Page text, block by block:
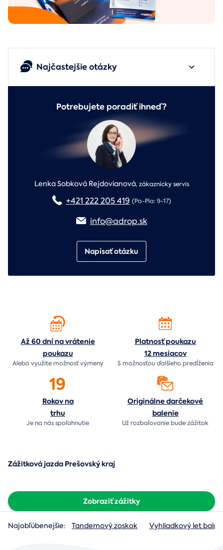
Najčastejšie otázky
Potrebujete poradiť ihneď?
Lenka Sobková Rejdovianová,zákaznícky servis
+421 222 205 419 (Po-Pia: 9-17)
info@adrop.sk
Napísať otázku
Až 60 dní na vrátenie
poukazu
Alebo využite možnosť výmeny
Platnosť poukazu
12 mesiacov
S možnosťou ďalšieho predĺženia
19
Rokov na
trhu
Je na násspoľahnutie
Originálne darčekové
balenie
Už rozbaľovanie budezážitok
Zážitková jazda Prešovský kraj
Zobraziť zážitky
Najobľúbenejšie: Tandemový zoskok Vyhliadkový let